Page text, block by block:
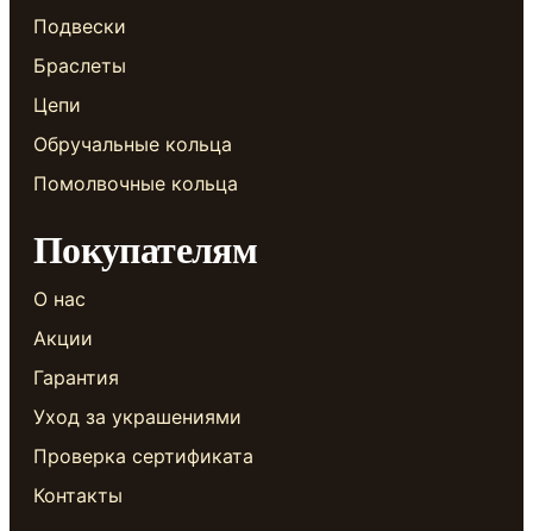
Подвески
Браслеты
Цепи
Обручальные кольца
Помолвочные кольца
Покупателям
О нас
Акции
Гарантия
Уход за украшениями
Проверка сертификата
Контакты